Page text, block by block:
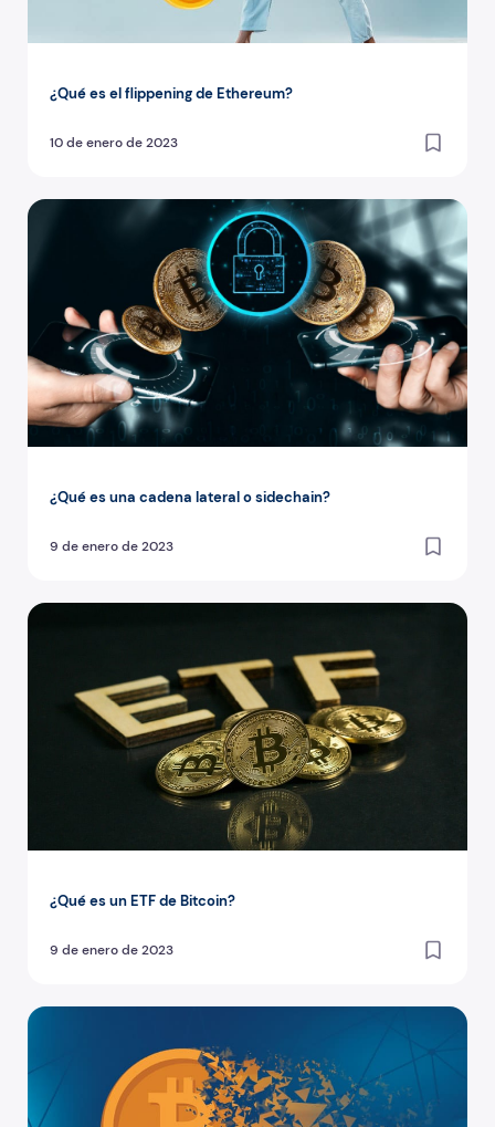
¿Qué es el flippening de Ethereum?
10 de enero de 2023
¿Qué es una cadena lateral o sidechain?
9 de enero de 2023
¿Qué es una cadena lateral o sidechain?
¿Qué es un ETF de Bitcoin?
9 de enero de 2023
¿Qué es un ETF de Bitcoin?
¿Qué es el halving de criptomonedas?